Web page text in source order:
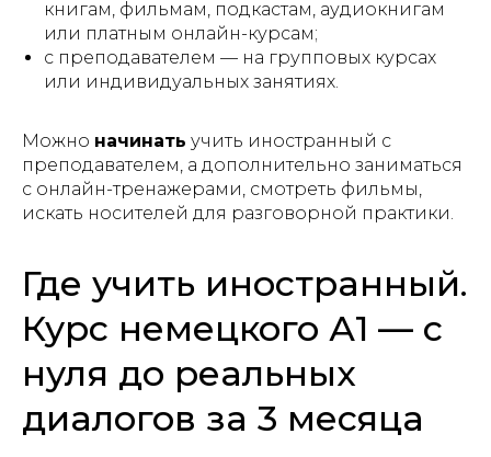
книгам, фильмам, подкастам, аудиокнигам
или платным онлайн-курсам;
с преподавателем — на групповых курсах
или индивидуальных занятиях.
Можно начинать учить иностранный с
преподавателем, а дополнительно заниматься
с онлайн-тренажерами, смотреть фильмы,
искать носителей для разговорной практики.
Где учить иностранный.
Курс немецкого А1 — с
нуля до реальных
диалогов за 3 месяца